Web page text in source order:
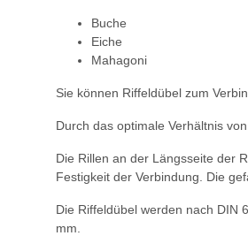
Buche
Eiche
Mahagoni
Sie können Riffeldübel zum
Durch das optimale Verhältnis
Die Rillen an der Längsseite der
Festigkeit der Verbindung. Die
Die Riffeldübel werden nach DIN
mm.